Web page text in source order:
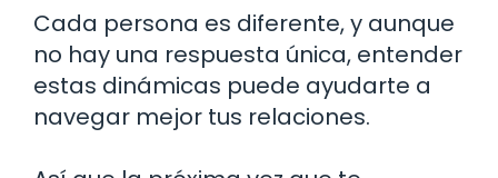
Cada persona es diferente, y aunque
no hay una respuesta única, entender
estas dinámicas puede ayudarte a
navegar mejor tus relaciones.